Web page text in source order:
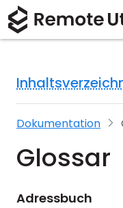
Dokumentation
Glossar
Adressbuch
Sicherheit
Screenshot
Versionshinweise
Produktion und
Bildung und
macOS
Linux
iOS/Android
Lizenz-Assistent
Ihre Lizenz
Dokumentation
Pressestelle
Eine Bewertung